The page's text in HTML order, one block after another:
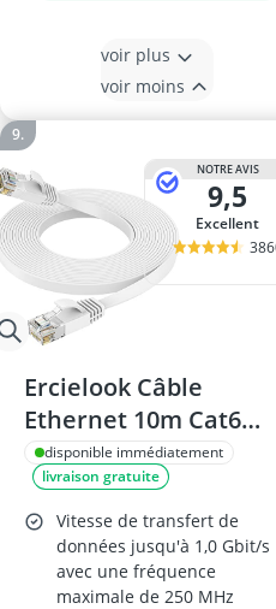
voir plus
voir moins
NOTRE AVIS
9,5
Excellent
Ercielook Câble
Ethernet 10m Cat6
Rj45
disponible immédiatement
livraison gratuite
Vitesse de transfert de
données jusqu'à 1,0 Gbit/s
avec une fréquence
maximale de 250 MHz